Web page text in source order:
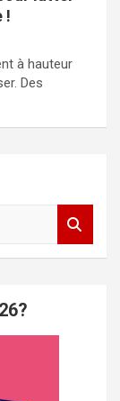
!
à hauteur
Des